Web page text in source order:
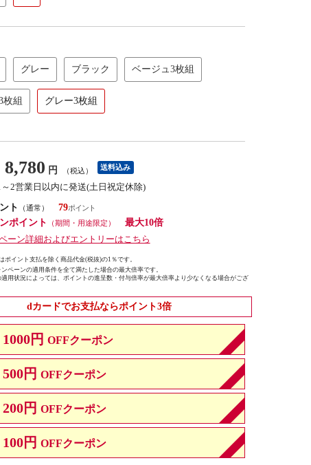
グレー ブラック ベージュ3枚組
枚組 グレー3枚組
8,780 円 （税込） 送料込み
～2営業日以内に発送(土日祝定休除)
ト
（通常）
79
ポイント
（期間・用途限定）
最大10倍
ーン詳細およびエントリーはこちら
ポイント支払を除く商品代金(税抜)の1％です。
ペーンの適用条件を全て満たした場合の最大倍率です。
用状況によっては、ポイントの進呈数・付与倍率が最大倍率より少なくなる場合がござ
dカードでお支払ならポイント3倍
1000円 OFFクーポン
500円 OFFクーポン
200円 OFFクーポン
100円 OFFクーポン